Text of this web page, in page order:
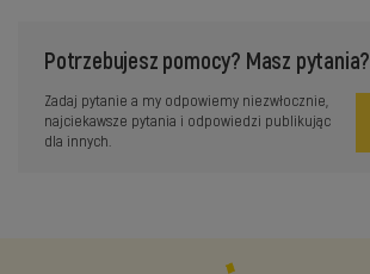
Potrzebujesz pomocy? Masz pytania?
Zadaj pytanie a my odpowiemy niezwłocznie,
najciekawsze pytania i odpowiedzi publikując
dla innych.